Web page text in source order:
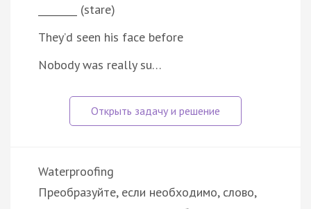
________ (stare)
They’d seen his face before
Nobody was really su…
Waterproofing
Преобразуйте, если необходимо, слово,